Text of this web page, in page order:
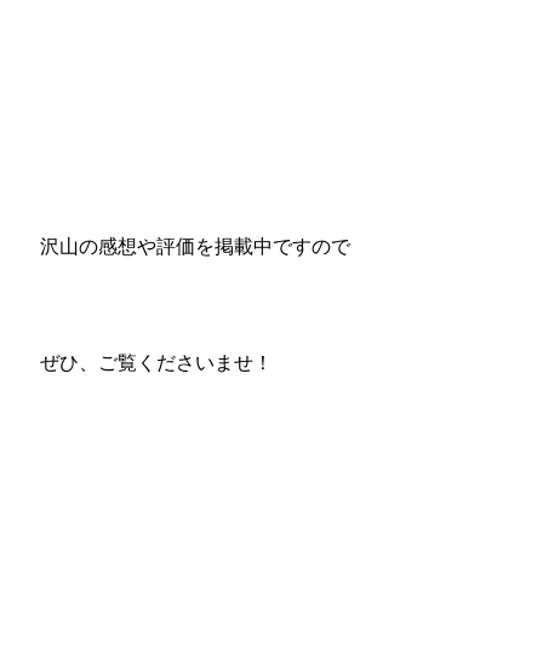
沢山の感想や評価を掲載中ですので
ぜひ、ご覧くださいませ！